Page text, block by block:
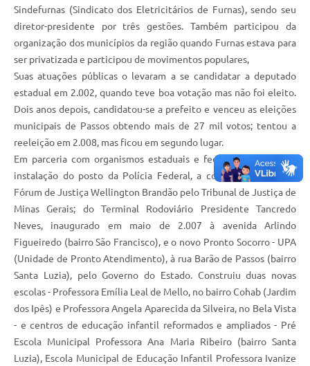
Sindefurnas (Sindicato dos Eletricitários de Furnas), sendo seu
diretor-presidente por três gestões. Também participou da
organização dos municípios da região quando Furnas estava para
ser privatizada e participou de movimentos populares,
Suas atuações públicas o levaram a se candidatar a deputado
estadual em 2.002, quando teve boa votação mas não foi eleito.
Dois anos depois, candidatou-se a prefeito e venceu as eleições
municipais de Passos obtendo mais de 27 mil votos; tentou a
reeleição em 2.008, mas ficou em segundo lugar.
Em parceria com organismos estaduais e federais, viabilizou a
instalação do posto da Polícia Federal, a construção do novo
Fórum de Justiça Wellington Brandão pelo Tribunal de Justiça de
Minas Gerais; do Terminal Rodoviário Presidente Tancredo
Neves, inaugurado em maio de 2.007 à avenida Arlindo
Figueiredo (bairro São Francisco), e o novo Pronto Socorro - UPA
(Unidade de Pronto Atendimento), à rua Barão de Passos (bairro
Santa Luzia), pelo Governo do Estado. Construiu duas novas
escolas - Professora Emília Leal de Mello, no bairro Cohab (Jardim
dos Ipês) e Professora Angela Aparecida da Silveira, no Bela Vista
- e centros de educação infantil reformados e ampliados - Pré
Escola Municipal Professora Ana Maria Ribeiro (bairro Santa
Luzia), Escola Municipal de Educação Infantil Professora Ivanize